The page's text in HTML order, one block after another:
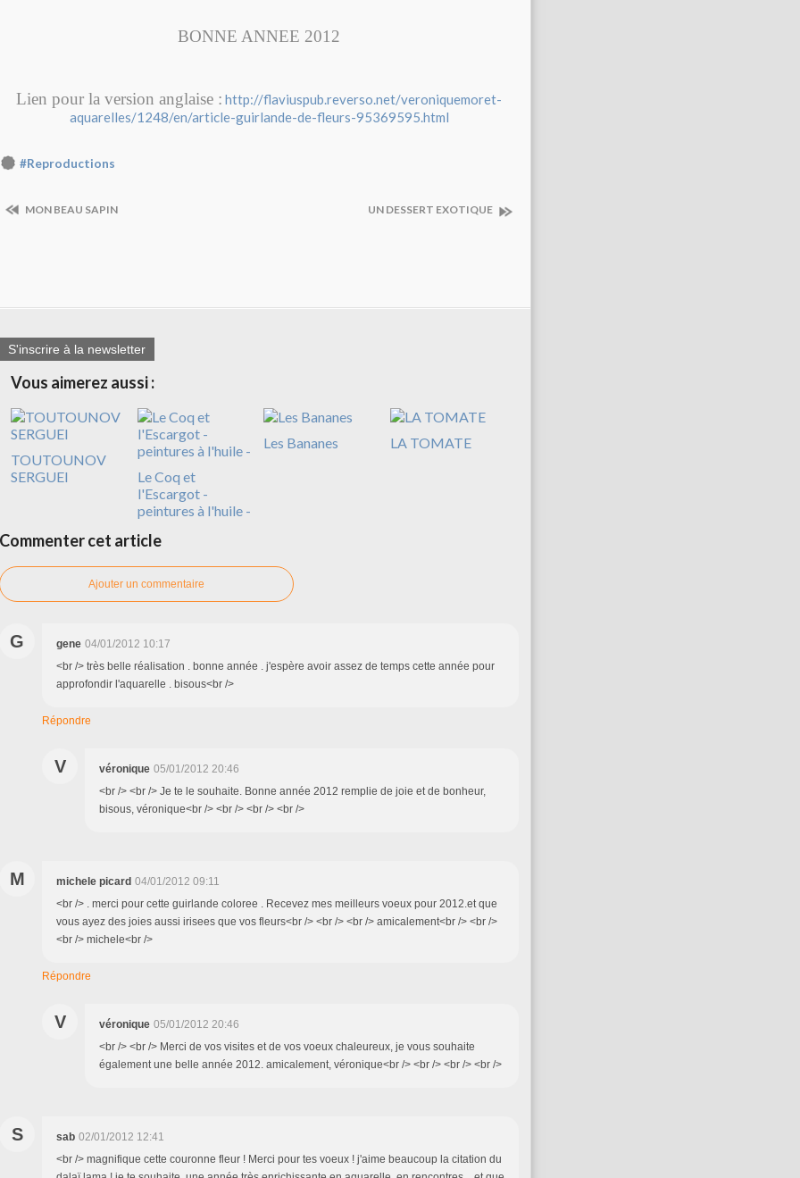
BONNE ANNEE 2012
Lien pour la version anglaise : http://flaviuspub.reverso.net/veroniquemoret-
aquarelles/1248/en/article-guirlande-de-fleurs-95369595.html
#Reproductions
MON BEAU SAPIN UN DESSERT EXOTIQUE
S'inscrire à la newsletter
Vous aimerez aussi :
TOUTOUNOV
SERGUEI
Le Coq et
l'Escargot -
peintures à l'huile -
Les Bananes LA TOMATE
Commenter cet article
Ajouter un commentaire
G gene 04/01/2012 10:17
<br /> très belle réalisation . bonne année . j'espère avoir assez de temps cette année pour
approfondir l'aquarelle . bisous<br />
Répondre
V véronique 05/01/2012 20:46
<br /> <br /> Je te le souhaite. Bonne année 2012 remplie de joie et de bonheur,
bisous, véronique<br /> <br /> <br /> <br />
M michele picard 04/01/2012 09:11
<br /> . merci pour cette guirlande coloree . Recevez mes meilleurs voeux pour 2012.et que
vous ayez des joies aussi irisees que vos fleurs<br /> <br /> <br /> amicalement<br /> <br />
<br /> michele<br />
Répondre
V véronique 05/01/2012 20:46
<br /> <br /> Merci de vos visites et de vos voeux chaleureux, je vous souhaite
également une belle année 2012. amicalement, véronique<br /> <br /> <br /> <br />
S sab 02/01/2012 12:41
<br /> magnifique cette couronne fleur ! Merci pour tes voeux ! j'aime beaucoup la citation du